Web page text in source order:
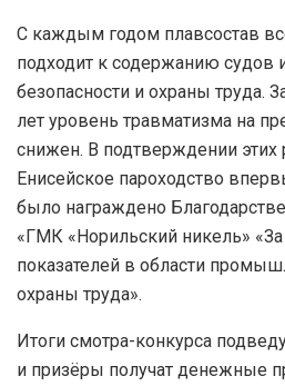
С каждым годом плавсостав
подходит к содержанию
безопасности и охраны труда.
лет уровень травматизма на
снижен. В подтверждении этих
Енисейское пароходство
было награждено
«ГМК «Норильский никель»
показателей в области
охраны труда».
Итоги смотра-конкурса
и призёры получат денежные